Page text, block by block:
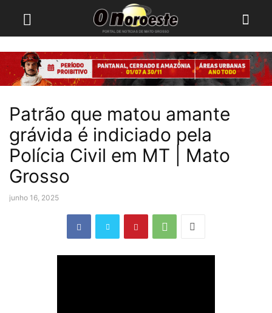
Patrão que matou amante
grávida é indiciado pela
Polícia Civil em MT | Mato
Grosso
junho 16, 2025